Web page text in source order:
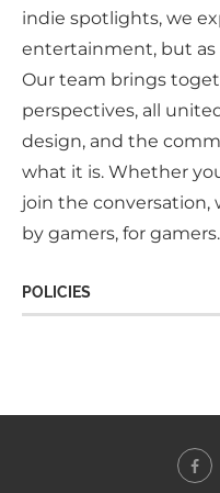
indie spotlights, we
entertainment, but as
Our team brings
perspectives, all
design, and the
what it is. Whether
join the
by gamers, for gamers.
POLICIES